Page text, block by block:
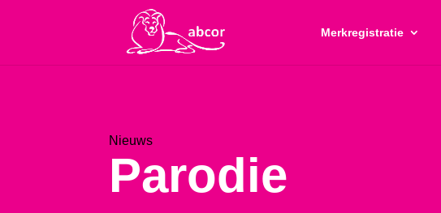
Merkregistratie
Nieuws
Parodie